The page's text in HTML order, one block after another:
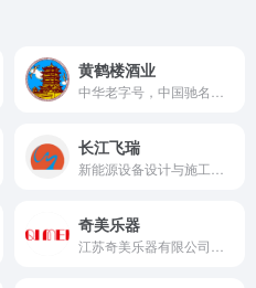
黄鹤楼酒业
长江飞瑞
奇美乐器